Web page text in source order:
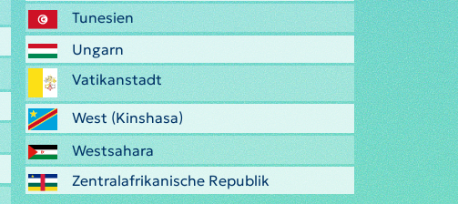
Tunesien
Ungarn
Vatikanstadt
West (Kinshasa)
Westsahara
Zentralafrikanische Republik